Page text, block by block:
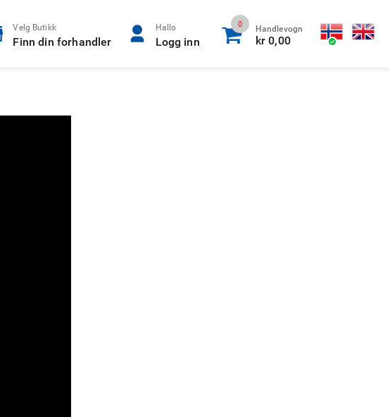
Velg Butikk
Finn din forhandler
Hallo
Logg inn
0 Handlevogn
kr 0,00